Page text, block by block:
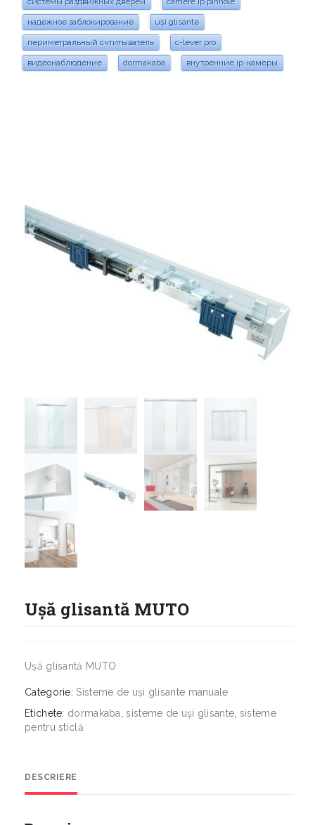
надежное заблокирование uși glisante
периметральный счтитыватель c-lever pro
видеонаблюдение dormakaba внутренние ip-камеры
Ușă glisantă MUTO
Ușă glisantă MUTO
Categorie: Sisteme de uși glisante manuale
Etichete: dormakaba ,sisteme de uși glisante sisteme
pentru sticlă
DESCRIERE